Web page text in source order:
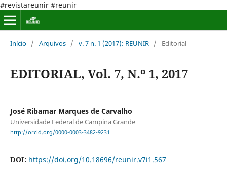
#revistareunir #reunir
Início / Arquivos / v. 7 n. 1 (2017): REUNIR / Editorial
EDITORIAL, Vol. 7, N.º 1, 2017
José Ribamar Marques de Carvalho
Universidade Federal de Campina Grande
http://orcid.org/0000-0003-3482-9231
DOI: https://doi.org/10.18696/reunir.v7i1.567